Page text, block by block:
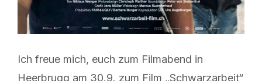
Ich freue mich, euch zum Filmabend in
Heerbrugg am 30.9. zum Film „Schwarzarbeit“